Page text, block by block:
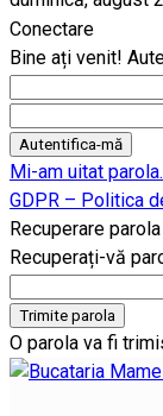
Conectare
Bine ați venit!
Mi-am uitat
GDPR – Politica
Recuperare parola
Recuperați-vă
O parola va fi